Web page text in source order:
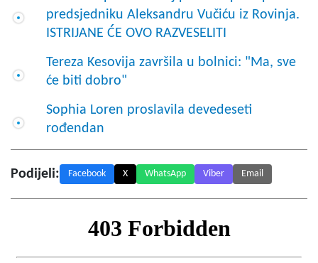
predsjedniku Aleksandru Vučiću iz Rovinja.
ISTRIJANE ĆE OVO RAZVESELITI
Tereza Kesovija završila u bolnici: "Ma, sve
će biti dobro"
Sophia Loren proslavila devedeseti
rođendan
Podijeli: Facebook X WhatsApp Viber Email